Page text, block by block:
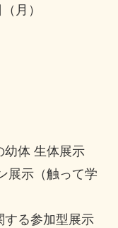
月）
幼体 生体展示
展示（触って学
する参加型展示